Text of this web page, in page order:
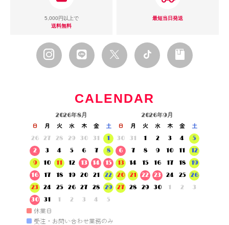
5,000円以上で
送料無料
最短当日発送
CALENDAR
2026年8月
日 月 火 水 木 金
土
26
27 28 29 30 31
1
2
3 4 5 6 7
8
9
10 11 12 13 14
15
16
17 18 19 20 21
22
23
24 25 26 27 28
29
30
31 1 2 3 4 5
2026年9月
日 月 火 水 木 金
土
30
31 1 2 3 4
5
6
7 8 9 10 11
12
13
14 15 16 17 18
19
20
21 22 23 24 25
26
27
28 29 30 1 2 3
■ 休業日
■ 受注・お問い合わせ業務のみ